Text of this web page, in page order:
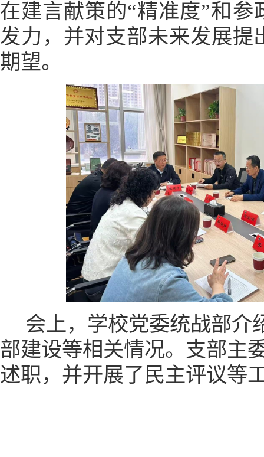
在建言献策的“精准度”和参
发力，并对支部未来发展提
期望。
会上，学校党委统战部介
部建设等相关情况。支部主
述职，并开展了民主评议等